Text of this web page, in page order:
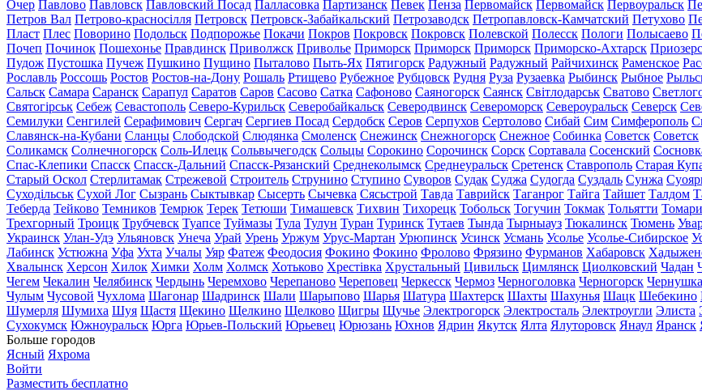
Очер Павлово Павловск Павловский Посад Палласовка Партизанск Певек Пенза Первомайск Первомайск Первоуральск
Петров Вал Петрово-красносілля Петровск Петровск-Забайкальский Петрозаводск Петропавловск-Камчатский Петухово
Пласт Плес Поворино Подольск Подпорожье Покачи Покров Покровск Покровск Полевской Полесск Пологи Полысаево
Почеп Починок Пошехонье Правдинск Приволжск Приволье Приморск Приморск Приморск Приморско-Ахтарск
Пудож Пустошка Пучеж Пушкино Пущино Пыталово Пыть-Ях Пятигорск Радужный Радужный Райчихинск Раменское
Рославль Россошь Ростов Ростов-на-Дону Рошаль Ртищево Рубежное Рубцовск Рудня Руза Рузаевка Рыбинск Рыбное
Сальск Самара Саранск Сарапул Саратов Саров Сасово Сатка Сафоново Саяногорск Саянск Світлодарськ Сватово
Святогірськ Себеж Севастополь Северо-Курильск Северобайкальск Северодвинск Североморск Североуральск Северск
Семилуки Сенгилей Серафимович Сергач Сергиев Посад Сердобск Серов Серпухов Сертолово Сибай Сим Симферополь
Славянск-на-Кубани Сланцы Слободской Слюдянка Смоленск Снежинск Снежногорск Снежное Собинка Советск Советск
Соликамск Солнечногорск Соль-Илецк Сольвычегодск Сольцы Сорокино Сорочинск Сорск Сортавала Сосенский
Спас-Клепики Спасск Спасск-Дальний Спасск-Рязанский Среднеколымск Среднеуральск Сретенск Ставрополь Старая
Старый Оскол Стерлитамак Стрежевой Строитель Струнино Ступино Суворов Судак Суджа Судогда Суздаль Сунжа
Суходільськ Сухой Лог Сызрань Сыктывкар Сысерть Сычевка Сясьстрой Тавда Таврийск Таганрог Тайга Тайшет Талдом
Теберда Тейково Темников Темрюк Терек Тетюши Тимашевск Тихвин Тихорецк Тобольск Тогучин Токмак Тольятти Томари
Трехгорный Троицк Трубчевск Туапсе Туймазы Тула Тулун Туран Туринск Тутаев Тында Тырныауз Тюкалинск Тюмень
Украинск Улан-Удэ Ульяновск Унеча Урай Урень Уржум Урус-Мартан Урюпинск Усинск Усмань Усолье Усолье-Сибирское
Лабинск Устюжна Уфа Ухта Учалы Уяр Фатеж Феодосия Фокино Фокино Фролово Фрязино Фурманов Хабаровск
Хвалынск Херсон Хилок Химки Холм Холмск Хотьково Хрестівка Хрустальный Цивильск Цимлянск Циолковский Чадан
Чегем Чекалин Челябинск Чердынь Черемхово Черепаново Череповец Черкесск Чермоз Черноголовка Черногорск Чернушка
Чулым Чусовой Чухлома Шагонар Шадринск Шали Шарыпово Шарья Шатура Шахтерск Шахты Шахунья Шацк Шебекино
Шумерля Шумиха Шуя Щастя Щекино Щелкино Щелково Щигры Щучье Электрогорск Электросталь Электроугли Элиста
Сухокумск Южноуральск Юрга Юрьев-Польский Юрьевец Юрюзань Юхнов Ядрин Якутск Ялта Ялуторовск Янаул Яранск
Больше городов
Ясный Яхрома
Войти
Разместить бесплатно